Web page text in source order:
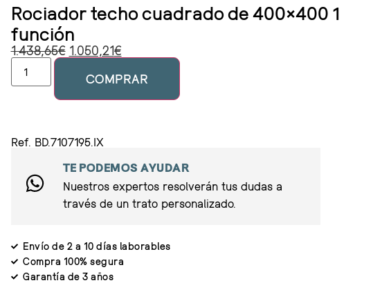
Rociador techo cuadrado de 400×400 1
función
1.438,65€ 1.050,21€
COMPRAR
Ref. BD.7107195.IX
TE PODEMOS AYUDAR
Nuestros expertos resolverán tus dudas a
través de un trato personalizado.
Envío de 2 a 10 días laborables
Compra 100% segura
Garantía de 3 años